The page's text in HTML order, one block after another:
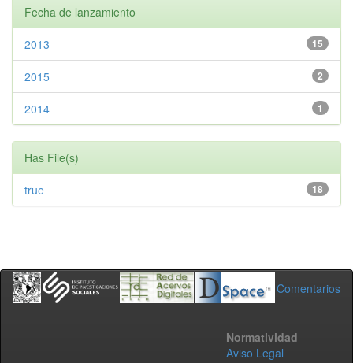
Fecha de lanzamiento
15
2013
2
2015
1
2014
Has File(s)
18
true
Comentarios
Normatividad
Aviso Legal